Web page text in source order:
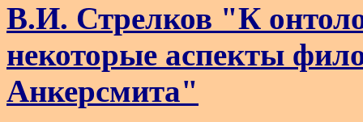
В.И. Стрелков "К
некоторые аспекты
Анкерсмита"